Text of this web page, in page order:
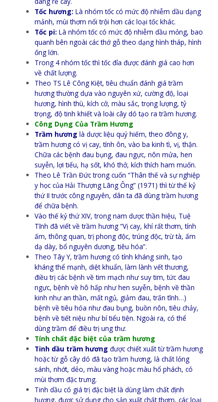
Tốc hương: Là nhóm tốc có mức độ nhiễm dầu dạng
mảnh, mùi thơm nổi trội hơn các loại tốc khác.
Tốc pi: Là nhóm tốc có mức độ nhiễm dầu mỏng, bao
quanh bên ngoài các thớ gỗ theo dạng hình tháp, hình
ống lớn.
Trong 4 nhóm tốc thì tốc đỉa được đánh giá cao hơn
về chất lượng.
Theo TS Lê Công Kiệt, tiêu chuẩn đánh giá trầm
hương thường dựa vào nguyên xứ, cường độ, loại
hương, hình thù, kích cở, màu sắc, trọng lượng, tỷ
trọng, độ tinh khiết và loài cây dó tạo ra trầm hương.
Công Dụng Của Trầm Hương
Trầm hương là dược liệu quý hiếm, theo đông y,
trầm hương có vị cay, tính ôn, vào ba kinh tì, vị, thận.
Chữa các bệnh đau bụng, đau ngực, nôn mửa, hen
suyễn, lợi tiểu, hạ sốt, khó thở, kích thích ham muốn.
Theo Lê Trần Đức trong cuốn “Thân thế và sự nghiệp
y học của Hải Thượng Lãng Ông” (1971) thì từ thế kỷ
thứ II trước công nguyên, dân ta đã dùng trầm hương
để chữa bệnh.
Vào thế kỷ thứ XIV, trong nam dược thần hiệu, Tuệ
Tĩnh đã viết về trầm hương “Vị cay, khí rất thơm, tính
ấm, thông quan, trị phong độc, trúng độc, trừ tà, ấm
dạ dày, bổ nguyên dương, tiêu hóa”.
Theo Tây Y, trầm hương có tính kháng sinh, tạo
kháng thể mạnh, diệt khuẩn, làm lành vết thương,
điều trị các bệnh về tim mạch như suy tim, tức đau
ngực, bệnh về hô hấp như hen suyễn, bệnh về thần
kinh như an thần, mất ngủ, giảm đau, trấn tĩnh…)
bệnh về tiêu hóa như đau bụng, buồn nôn, tiêu chảy,
bệnh về tiết niệu như bí tiểu tiện. Ngoài ra, có thể
dùng trầm để điều trị ung thư.
Tính chất đặc biệt của trầm hương
Tinh dầu trầm hương được chiết xuất từ trầm hương
hoặc từ gỗ cây dó đã tạo trầm hương, là chất lỏng
sánh, nhớt, dẻo, màu vàng hoặc màu hổ phách, có
mùi thơm đặc trưng.
Tinh dầu có giá trị đặc biệt là dùng làm chất định
hương, được sử dụng cho sản xuất chất thơm, các loại